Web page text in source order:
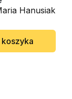
Hanusiak
koszyka